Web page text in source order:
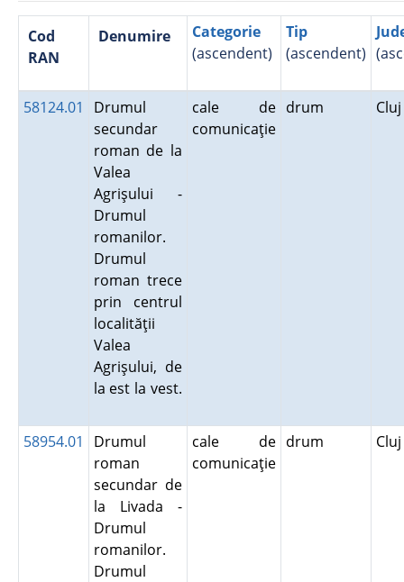
Cod
RAN
Denumire
Categorie
(ascendent)
Tip
(ascendent)
58124.01
Drumul
secundar
roman de la
Valea
Agrişului -
Drumul
romanilor.
Drumul
roman trece
prin centrul
localităţii
Valea
Agrişului, de
la est la vest.
cale de
comunicaţie
drum
58954.01
Drumul
roman
secundar de
la Livada -
Drumul
romanilor.
Drumul
cale de
comunicaţie
drum